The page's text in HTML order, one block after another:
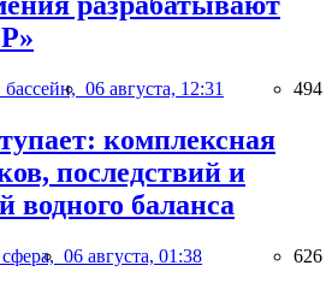
06 августа, 12:31 494
комплексная
последствий и
водного баланса
06 августа, 01:38 626